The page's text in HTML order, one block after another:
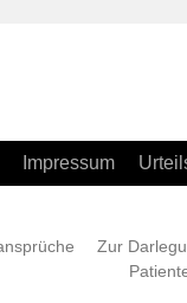
Impressum
Zur